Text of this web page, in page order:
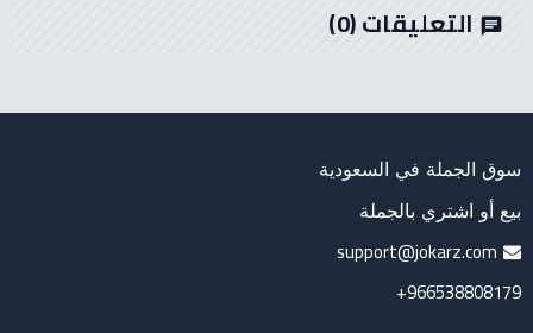
chat التعليقات(0)
سوق الجملة في السعودية
بيع أو اشتري بالجملة
support@jokarz.com
966538808179+